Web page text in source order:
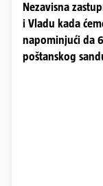
Nezavisna
i Vladu kada
napominjući da
poštanskog